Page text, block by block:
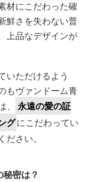
材にこだわった確
鮮さを失わない普
上品なデザインが
いただけるよう
もヴァンドーム青
永遠の愛の証
グにこだわってい
さい。
密は？